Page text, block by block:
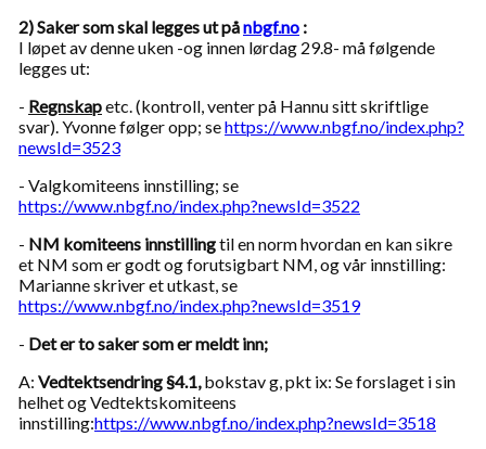
2) Saker som skal legges ut pånbgf.no :
I løpet av denne uken -og innen lørdag 29.8- må følgende
legges ut:
- Regnskapetc. (kontroll, venter på Hannu sitt skriftlige
svar). Yvonne følger opp; sehttps://www.nbgf.no/index.php?
newsId=3523
- Valgkomiteens innstilling; se
https://www.nbgf.no/index.php?newsId=3522
- NM komiteens innstillingtil en norm hvordan en kan sikre
et NM som er godt og forutsigbart NM, og vår innstilling:
Marianne skriver et utkast, se
https://www.nbgf.no/index.php?newsId=3519
- Det er to saker som er meldt inn;
A: Vedtektsendring §4.1,bokstav g, pkt ix: Se forslaget i sin
helhet og Vedtektskomiteens
innstilling:https://www.nbgf.no/index.php?newsId=3518